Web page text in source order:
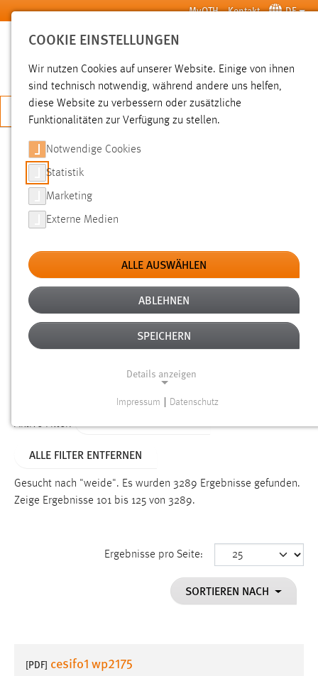
Zum Hauptinhalt springen MyOTH Kontakt DE
SUCHE
JETZT BEWERBEN
SUCHE
FILTER
Typ
Erstellungsdatum
Alter
Aktive Filter:
ALLE FILTER ENTFERNEN
Gesucht nach "weide". Es wurden 3289 Ergebnisse gefunden.
Zeige Ergebnisse 101 bis 125 von 3289.
Ergebnisse pro Seite:
SORTIEREN NACH
[PDF] cesifo1 wp2175
COOKIE EINSTELLUNGEN
Wir nutzen Cookies auf unserer Website. Einige von ihnen
sind technisch notwendig, während andere uns helfen,
diese Website zu verbessern oder zusätzliche
Funktionalitäten zur Verfügung zu stellen.
Notwendige Cookies
Statistik
Marketing
Externe Medien
ALLE AUSWÄHLEN
ABLEHNEN
SPEICHERN
Details anzeigen
Funktionen und sind für die einwandfreie Funktion der
Einverständnis
cookie_consent
Dieser Cookie speichert die ausgewählten Einverständnis-
Impressum Datenschutz